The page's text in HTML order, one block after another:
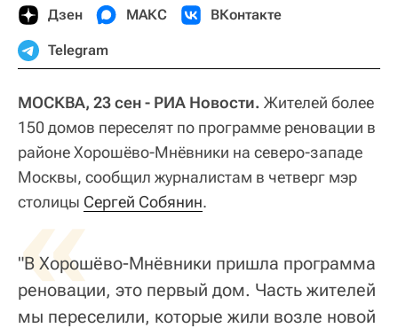
Дзен МАКС ВКонтакте
Telegram
МОСКВА, 23 сен - РИА Новости. Жителей более
150 домов переселят по программе реновации в
районе Хорошёво-Мнёвники на северо-западе
Москвы, сообщил журналистам в четверг мэр
столицы Сергей Собянин.
«
"В Хорошёво-Мнёвники пришла программа
реновации, это первый дом. Часть жителей
мы переселили, которые жили возле новой